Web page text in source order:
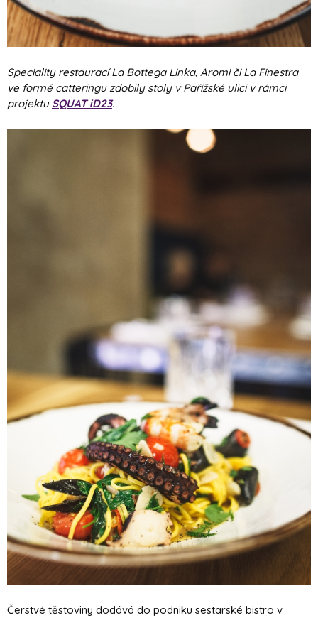
Speciality restaurací La Bottega Linka, Aromi či La Finestra
ve formě catteringu zdobily stoly v Pařížské ulici v rámci
projektu SQUAT iD23.
Čerstvé těstoviny dodává do podniku sestarské bistro v